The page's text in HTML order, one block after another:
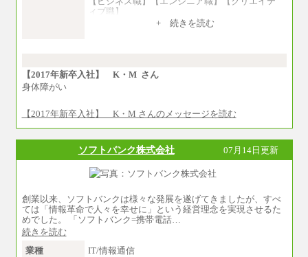
沖縄 ：時給1,025円～1,350円
※給与は実務経験・職種・配属部署によって異
ィブ職】
②④⑦⑩月給：225,000円～270,000円
⑨月給：250,000円～330,000円
※経験、能力等を考慮の上、当社規定により決
定
※試用期間中も給与に変更はございません。
+ 続きを読む
【2017年新卒入社】 K・M さん
身体障がい
【2017年新卒入社】 K・M さんのメッセージを読む
ソフトバンク株式会社 07月14日更新
創業以来、ソフトバンクは様々な発展を遂げてきましたが、すべ
ては「情報革命で人々を幸せに」という経営理念を実現させるた
めでした。 「ソフトバンク=携帯電話…
続きを読む
業種
IT/情報通信